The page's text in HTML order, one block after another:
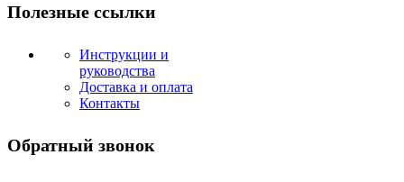
Полезные ссылки
Инструкции и
руководства
Доставка и оплата
Контакты
Обратный звонок